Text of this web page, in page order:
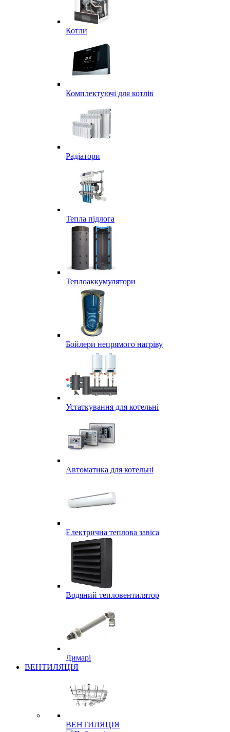
Котли
Комплектуючі для котлів
Радіатори
Тепла підлога
Теплоаккумулятори
Бойлери непрямого нагріву
Устаткування для котельні
Автоматика для котельні
Електрична теплова завіса
Водяний тепловентилятор
Димарі
ВЕНТИЛЯЦІЯ
ВЕНТИЛЯЦІЯ